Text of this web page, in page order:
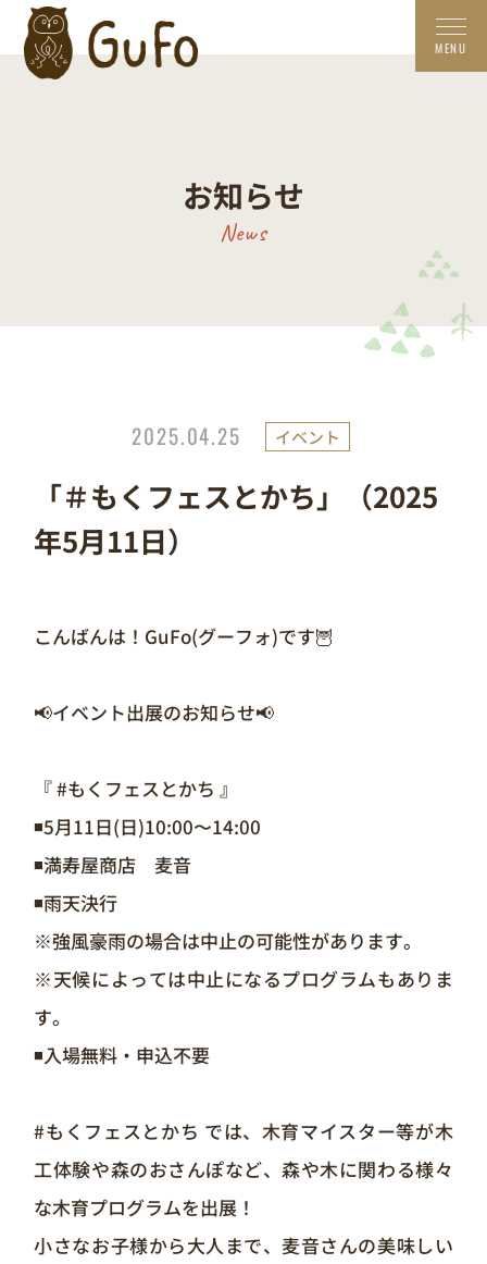
お知らせ
News
2025.04.25 イベント
「＃もくフェスとかち」（2025
年5月11日）
こんばんは！GuFo(グーフォ)です🦉
📢イベント出展のお知らせ📢
『 #もくフェスとかち 』
◾️5月11日(日)10:00〜14:00
◾️満寿屋商店 麦音
◾️雨天決行
※強風豪雨の場合は中止の可能性があります。
※天候によっては中止になるプログラムもありま
す。
◾️入場無料・申込不要
#もくフェスとかち では、木育マイスター等が木
工体験や森のおさんぽなど、森や木に関わる様々
な木育プログラムを出展！
小さなお子様から大人まで、麦音さんの美味しい